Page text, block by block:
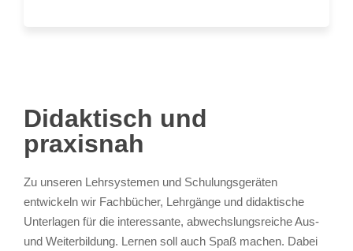
Didaktisch und
praxisnah
Zu unseren Lehrsystemen und Schulungsgeräten
entwickeln wir Fachbücher, Lehrgänge und didaktische
Unterlagen für die interessante, abwechslungsreiche Aus-
und Weiterbildung. Lernen soll auch Spaß machen. Dabei